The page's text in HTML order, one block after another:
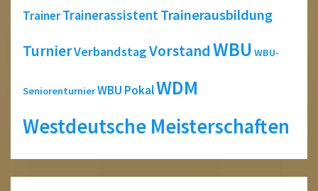
TrainerTrainerassistentTrainerausbildung
TurnierVerbandstagVorstandWBU WBU-
SeniorenturnierWBU PokalWDM
Westdeutsche Meisterschaften